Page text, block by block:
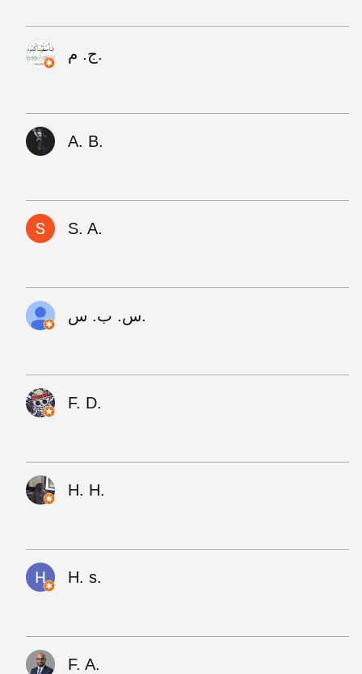
ج. م.
A. B.
S. A.
س. ب. س.
F. D.
H. H.
H. s.
F. A.